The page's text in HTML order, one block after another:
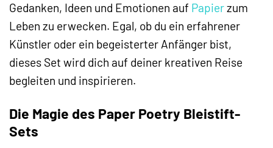
Gedanken, Ideen und Emotionen auf Papierzum
Leben zu erwecken. Egal, ob du ein erfahrener
Künstler oder ein begeisterter Anfänger bist,
dieses Set wird dich auf deiner kreativen Reise
begleiten und inspirieren.
Die Magie des Paper Poetry Bleistift-
Sets